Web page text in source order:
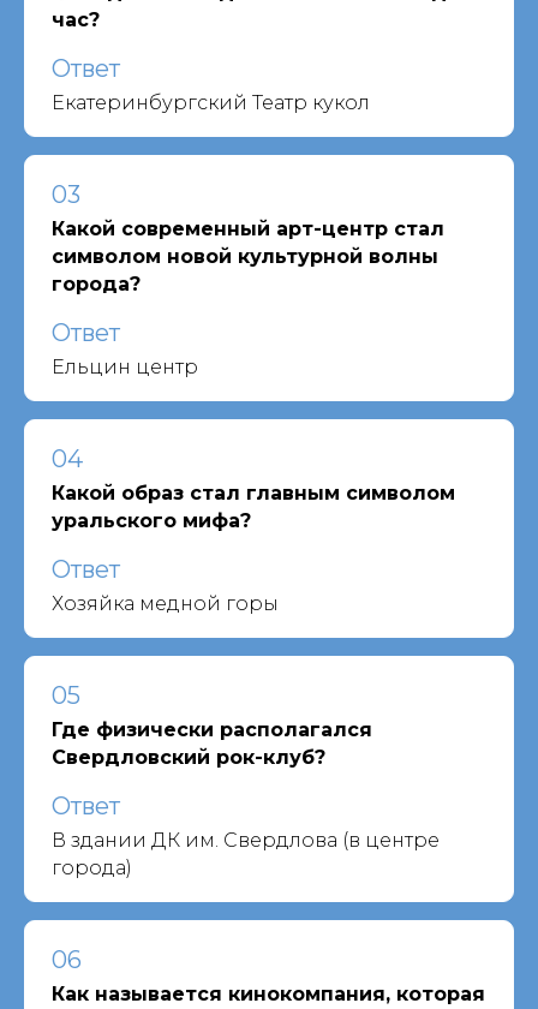
час?
Ответ
Екатеринбургский Театр кукол
03
Какой современный арт-центр стал
символом новой культурной волны
города?
Ответ
Ельцин центр
04
Какой образ стал главным символом
уральского мифа?
Ответ
Хозяйка медной горы
05
Где физически располагался
Свердловский рок-клуб?
Ответ
В здании ДК им. Свердлова (в центре
города)
06
Как называется кинокомпания, которая